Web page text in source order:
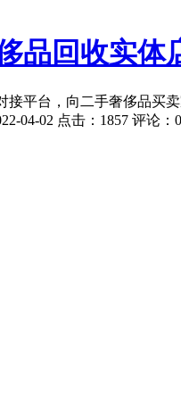
品回收实体
平台，向二手奢侈品买
04-02 点击： 1857 评论： 0